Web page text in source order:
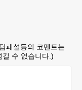
패설등의 코멘트는
길 수 없습니다.)